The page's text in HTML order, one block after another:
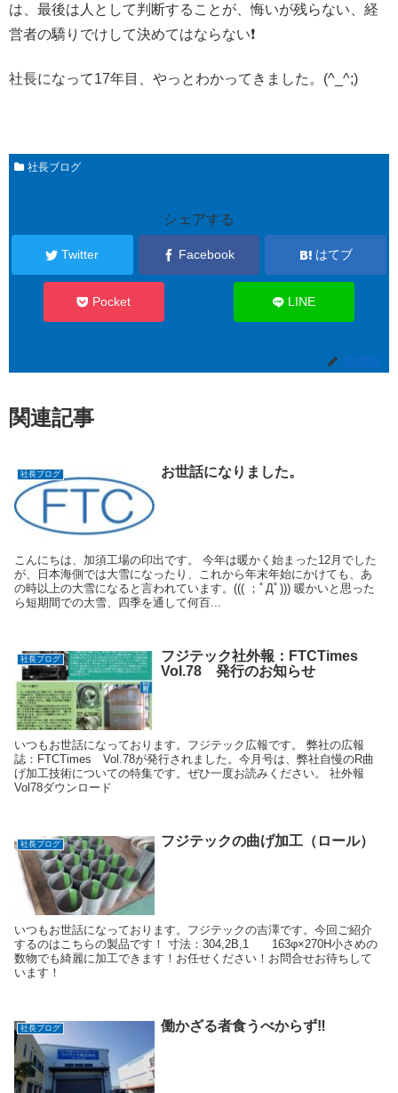
は、最後は人として判断することが、悔いが残らない、経
営者の驕りでけして決めてはならない❗
社長になって17年目、やっとわかってきました。(^_^;)
社長ブログ
シェアする
Twitter Facebook はてブ
Pocket LINE
管理者
関連記事
社長ブログ お世話になりました。
こんにちは、加須工場の印出です。 今年は暖かく始まった12月でした
が、日本海側では大雪になったり、これから年末年始にかけても、あ
の時以上の大雪になると言われています。((( ；ﾟДﾟ))) 暖かいと思った
ら短期間での大雪、四季を通して何百...
社長ブログ
フジテック社外報：FTCTimes
Vol.78 発行のお知らせ
いつもお世話になっております。フジテック広報です。 弊社の広報
誌：FTCTimes Vol.78が発行されました。今月号は、弊社自慢のR曲
げ加工技術についての特集です。ぜひ一度お読みください。 社外報
Vol78ダウンロード
社長ブログ フジテックの曲げ加工（ロール）
いつもお世話になっております。フジテックの吉澤です。今回ご紹介
するのはこちらの製品です！ 寸法：304,2B,1 163φ×270H小さめの
数物でも綺麗に加工できます！お任せください！お問合せお待ちして
います！
社長ブログ 働かざる者食うべからず‼️